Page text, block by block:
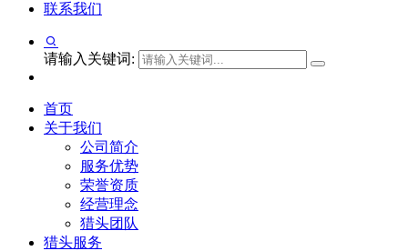
联系我们
请输入关键词:
首页
关于我们
公司简介
服务优势
荣誉资质
经营理念
猎头团队
猎头服务